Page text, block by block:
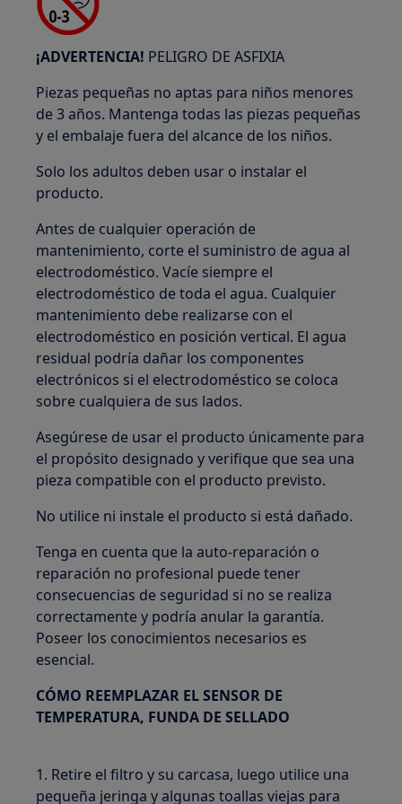
¡ADVERTENCIA! PELIGRO DE ASFIXIA
Piezas pequeñas no aptas para niños menores
de 3 años. Mantenga todas las piezas pequeñas
y el embalaje fuera del alcance de los niños.
Solo los adultos deben usar o instalar el
producto.
Antes de cualquier operación de
mantenimiento, corte el suministro de agua al
electrodoméstico. Vacíe siempre el
electrodoméstico de toda el agua. Cualquier
mantenimiento debe realizarse con el
electrodoméstico en posición vertical. El agua
residual podría dañar los componentes
electrónicos si el electrodoméstico se coloca
sobre cualquiera de sus lados.
Asegúrese de usar el producto únicamente para
el propósito designado y verifique que sea una
pieza compatible con el producto previsto.
No utilice ni instale el producto si está dañado.
Tenga en cuenta que la auto-reparación o
reparación no profesional puede tener
consecuencias de seguridad si no se realiza
correctamente y podría anular la garantía.
Poseer los conocimientos necesarios es
esencial.
CÓMO REEMPLAZAR EL SENSOR DE
TEMPERATURA, FUNDA DE SELLADO
1. Retire el filtro y su carcasa, luego utilice una
pequeña jeringa y algunas toallas viejas para